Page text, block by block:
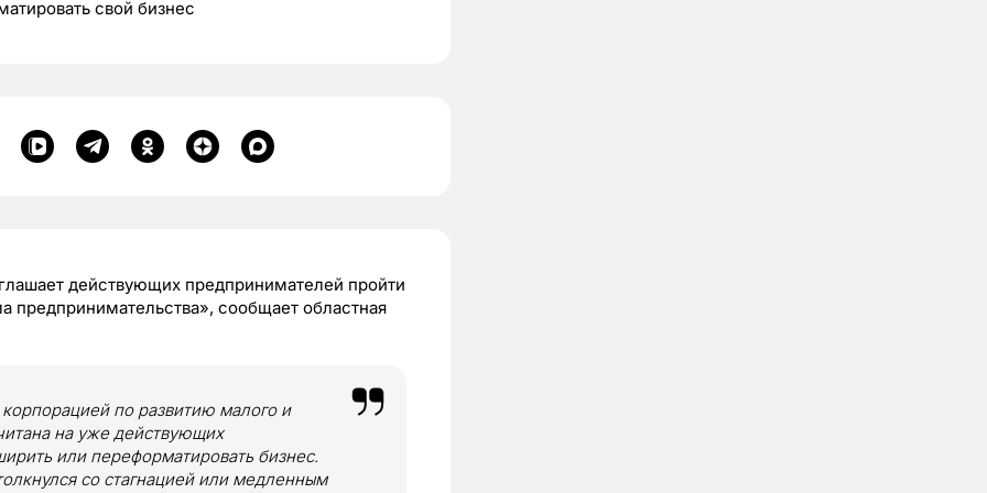
свой бизнес
действующих предпринимателей пройти
сообщает областная
по развитию малого и
на уже действующих
или переформатировать бизнес.
со стагнацией или медленным